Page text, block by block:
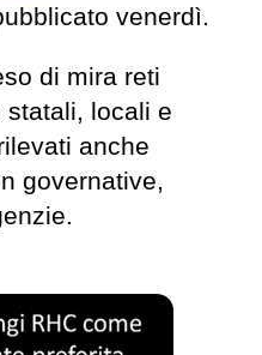
venerdì.
di mira reti
locali e
anche
governative,